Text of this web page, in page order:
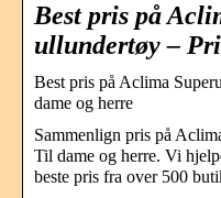
Best pris på
ullundertøy –
Best pris på Aclima
dame og herre
Sammenlign pris på
Til dame og herre. Vi
beste pris fra over 500